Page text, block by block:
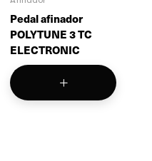
Pedal afinador
POLYTUNE 3 TC
ELECTRONIC